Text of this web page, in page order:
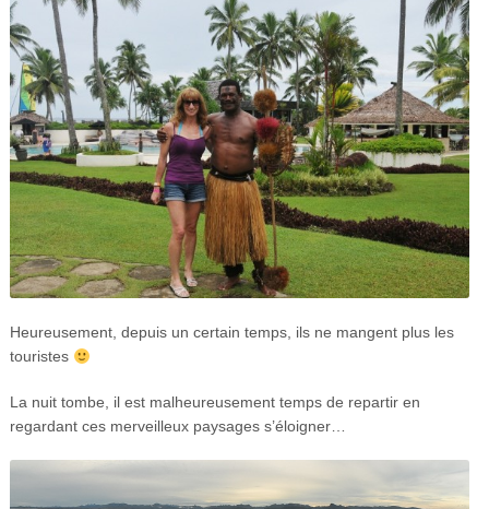
Heureusement, depuis un certain temps, ils ne mangent plus les
touristes
La nuit tombe, il est malheureusement temps de repartir en
regardant ces merveilleux paysages s’éloigner…